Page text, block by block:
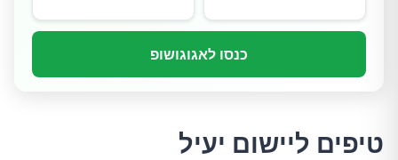
כנסו לאגוגושופ
טיפים ליישום יעיל